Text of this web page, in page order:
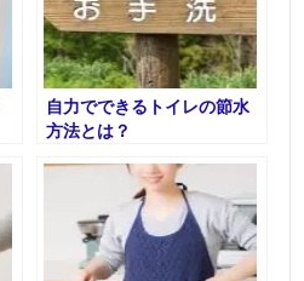
自力でできるトイレの節水
方法とは？